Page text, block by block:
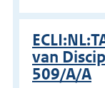
van
509/A/A